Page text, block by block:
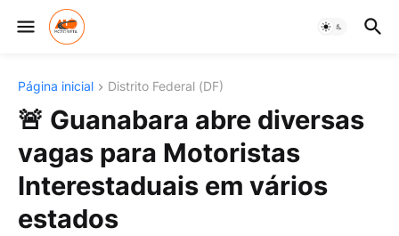
Página inicial Distrito Federal (DF)
🚨 Guanabara abre diversas
vagas para Motoristas
Interestaduais em vários
estados